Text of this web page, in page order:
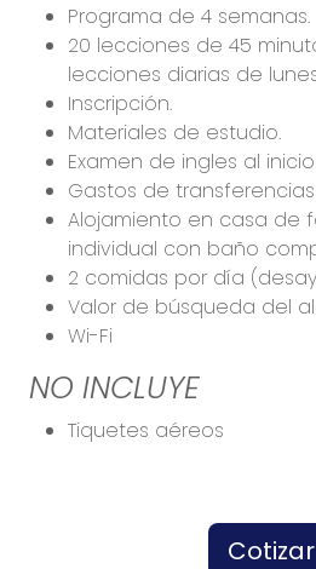
Programa de 4 semanas.
20 lecciones de 45
lecciones diarias de
Inscripción.
Materiales de estudio.
Examen de ingles al
Gastos de
Alojamiento en casa de
individual con baño
2 comidas por día
Valor de búsqueda del
Wi-Fi
NO INCLUYE
Tiquetes aéreos
Cotizar